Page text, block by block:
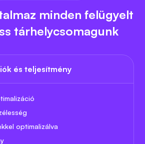
minden felügyelt
tárhelycsomagunk
és teljesítmény
optimalizálva